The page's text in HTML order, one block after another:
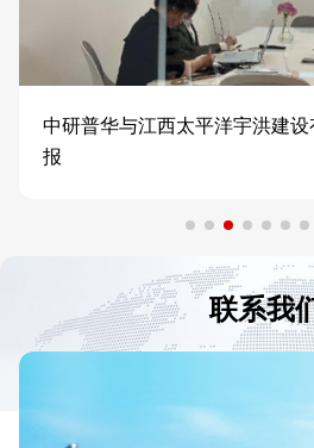
中研普华与江西太平洋宇洪建
报
联系我